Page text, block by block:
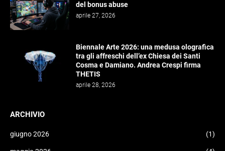
del bonus abuse
aprile 27, 2026
Biennale Arte 2026: una medusa olografica
tra gli affreschi dell’ex Chiesa dei Santi
Cosma e Damiano. Andrea Crespi firma
THETIS
aprile 28, 2026
ARCHIVIO
giugno 2026 (1)